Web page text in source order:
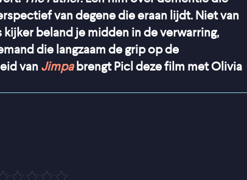
van degene die eraan lijdt. Niet van
kijker beland je midden in de verwarring,
die langzaam de grip op de
van Jimpabrengt Picl deze film met Olivia